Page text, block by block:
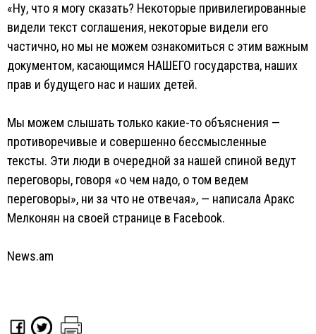
«Ну, что я могу сказать? Некоторые привилегированные
видели текст соглашения, некоторые видели его
частично, но мы не можем ознакомиться с этим важным
документом, касающимся НАШЕГО государства, наших
прав и будущего нас и наших детей.
Мы можем слышать только какие-то объяснения —
противоречивые и совершенно бессмысленные
тексты. Эти люди в очередной за нашей спиной ведут
переговоры, говоря «о чем надо, о том ведем
переговоры», ни за что не отвечая», — написала Аракс
Мелконян на своей странице в Facebook.
News.am